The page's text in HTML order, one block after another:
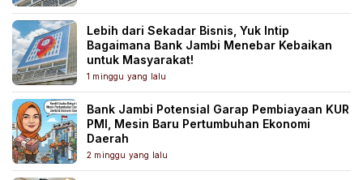
Lebih dari Sekadar Bisnis, Yuk Intip
Bagaimana Bank Jambi Menebar Kebaikan
untuk Masyarakat!
1 minggu yang lalu
Bank Jambi Potensial Garap Pembiayaan KUR
PMI, Mesin Baru Pertumbuhan Ekonomi
Daerah
2 minggu yang lalu